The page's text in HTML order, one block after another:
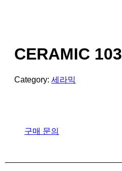
CERAMIC 103
Category: 세라믹
구매 문의